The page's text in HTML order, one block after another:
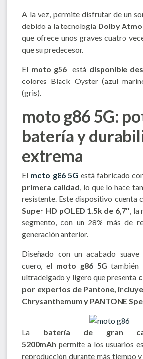
A la vez, permite disfrutar de un
debido a la tecnología Dolby
que ofrece unos graves cuatro
que su predecesor.
El moto g56 está disponible
colores Black Oyster (azul
(gris).
moto g86 5G:
batería y
extrema
El moto g86 5G está fabricado
primera calidad, lo que lo hace
resistente. Este dispositivo cuenta
Super HD pOLED 1.5k de 6,7″, la
segmento, con un 28% más de
generación anterior.
Diseñado con un acabado
cuero, el moto g86 5G también
ultradelgado y ligero que presenta
por expertos de Pantone,
Chrysanthemum y PANTONE
La batería de gran
5200mAh permite a los usuarios
reproducción durante más tiempo